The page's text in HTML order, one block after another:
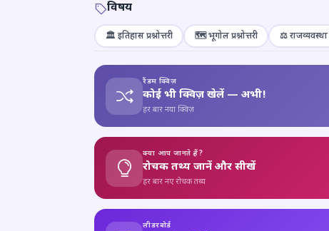
विषय
🏛️ इतिहास प्रश्नोत्तरी 🗺️ भूगोल प्रश्नोत्तरी ⚖️ राजव्यवस्था
रैंडम क्विज़
कोई भी क्विज़ खेलें — अभी!
हर बार नया क्विज़
क्या आप जानते हैं?
रोचक तथ्य जानें और सीखें
हर बार नए रोचक तथ्य
लीडरबोर्ड